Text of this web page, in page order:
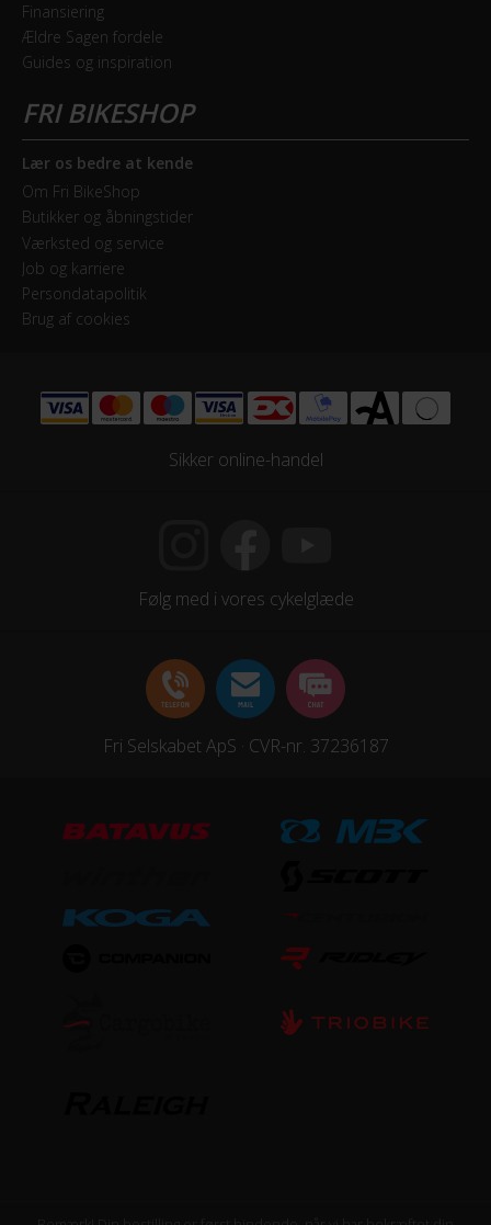
Finansiering
Ældre Sagen fordele
Guides og inspiration
Lær os bedre at kende
Om Fri BikeShop
Butikker og åbningstider
Værksted og service
Job og karriere
Persondatapolitik
Brug af cookies
Sikker online-handel
Følg med i vores cykelglæde
Fri Selskabet ApS · CVR-nr. 37236187